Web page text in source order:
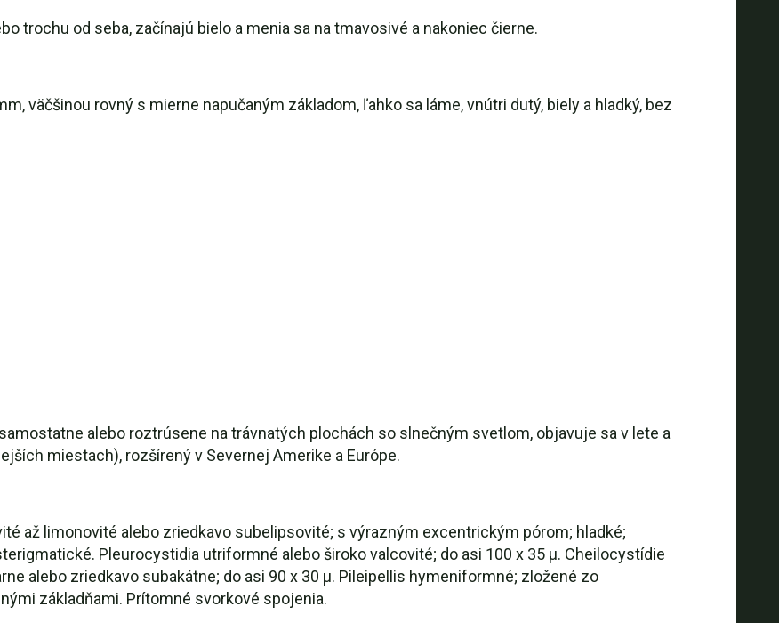
trochu od seba, začínajú bielo a menia sa na tmavosivé a nakoniec čierne.
väčšinou rovný s mierne napučaným základom, ľahko sa láme, vnútri dutý, biely a hladký, bez
alebo roztrúsene na trávnatých plochách so slnečným svetlom, objavuje sa v lete a
miestach), rozšírený v Severnej Amerike a Európe.
až limonovité alebo zriedkavo subelipsovité; s výrazným excentrickým pórom; hladké;
Pleurocystidia utriformné alebo široko valcovité; do asi 100 x 35 µ. Cheilocystídie
alebo zriedkavo subakátne; do asi 90 x 30 µ. Pileipellis hymeniformné; zložené zo
základňami. Prítomné svorkové spojenia.